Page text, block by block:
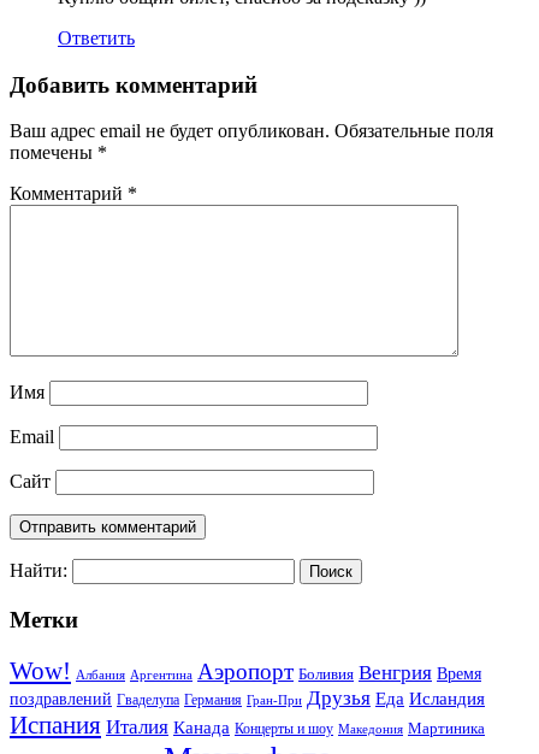
Ответить
Добавить комментарий
Ваш адрес email не будет опубликован. Обязательные поля
помечены *
Комментарий *
Имя
Email
Сайт
Найти:
Метки
Wow! Албания Аргентина Аэропорт Боливия Венгрия Время
поздравлений Гваделупа Германия Гран-При Друзья Еда Исландия
Испания Италия Канада Концерты и шоу Македония Мартиника